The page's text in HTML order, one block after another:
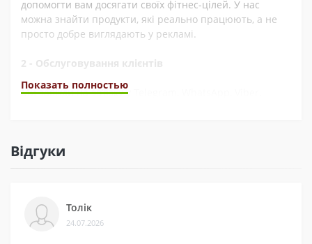
допомогти вам досягати своїх фітнес-цілей. У нас
можна знайти продукти, які реально працюють, а не
просто добре виглядають у рекламі.
2 - Обслуговування клієнтів
Ми завжди на зв’язку у Telegram, WhatsApp, Viber,
різних платформах. Це підтверджує, що нам можна
довіряти.
Показать полностью
Відгуки
Толік
24.07.2026